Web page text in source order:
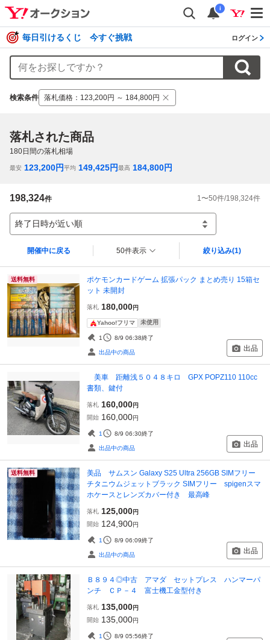
i
毎日引けるくじ 今すぐ挑戦 ログイン
検索条件 落札価格 ： 123,200円 ～ 184,800円
落札された商品
180日間の落札相場
最安 123,200円平均 149,425円最高 184,800円
198,324件 1〜50件/198,324件
終了日時が近い順
開催中に戻る 50件表示 絞り込み(1)
送料無料
ポケモンカードゲーム 拡張パック まとめ売り 15箱セ
ット 未開封
落札 180,000円
Yahoo!フリマ 未使用
1 8/9 06:38終了
出品中の商品 出品
美車 距離浅５０４８キロ GPX POPZ110 110cc
書類、鍵付
落札 160,000円
開始 160,000円
1 8/9 06:30終了
出品中の商品 出品
送料無料
美品 サムスン Galaxy S25 Ultra 256GB SIMフリー
チタニウムジェットブラック SIMフリー spigenスマ
ホケースとレンズカバー付き 最高峰
落札 125,000円
開始 124,900円
1 8/9 06:09終了
出品中の商品 出品
Ｂ８９４◎中古 アマダ セットプレス ハンマーパ
ンチ ＣＰ－４ 富士機工金型付き
落札 135,000円
開始 135,000円
1 8/9 05:56終了